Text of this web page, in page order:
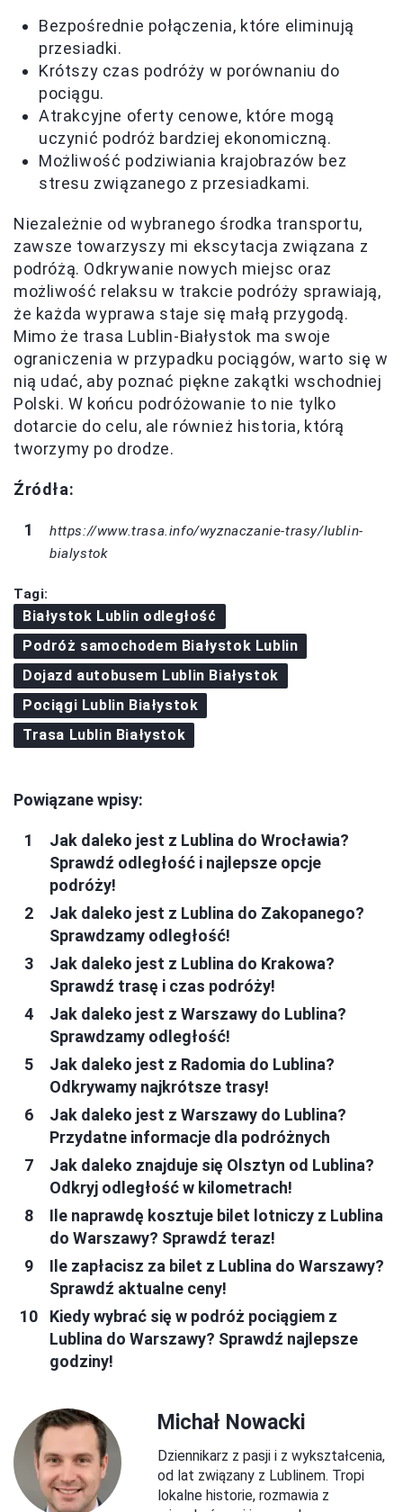
Bezpośrednie połączenia, które eliminują
przesiadki.
Krótszy czas podróży w porównaniu do
pociągu.
Atrakcyjne oferty cenowe, które mogą
uczynić podróż bardziej ekonomiczną.
Możliwość podziwiania krajobrazów bez
stresu związanego z przesiadkami.
Niezależnie od wybranego środka transportu,
zawsze towarzyszy mi ekscytacja związana z
podróżą. Odkrywanie nowych miejsc oraz
możliwość relaksu w trakcie podróży sprawiają,
że każda wyprawa staje się małą przygodą.
Mimo że trasa Lublin-Białystok ma swoje
ograniczenia w przypadku pociągów, warto się w
nią udać, aby poznać piękne zakątki wschodniej
Polski. W końcu podróżowanie to nie tylko
dotarcie do celu, ale również historia, którą
tworzymy po drodze.
Źródła:
https://www.trasa.info/wyznaczanie-trasy/lublin-
bialystok
Tagi:
Białystok Lublin odległość
Podróż samochodem Białystok Lublin
Dojazd autobusem Lublin Białystok
Pociągi Lublin Białystok
Trasa Lublin Białystok
Powiązane wpisy:
Jak daleko jest z Lublina do Wrocławia?
Sprawdź odległość i najlepsze opcje
podróży!
Jak daleko jest z Lublina do Zakopanego?
Sprawdzamy odległość!
Jak daleko jest z Lublina do Krakowa?
Sprawdź trasę i czas podróży!
Jak daleko jest z Warszawy do Lublina?
Sprawdzamy odległość!
Jak daleko jest z Radomia do Lublina?
Odkrywamy najkrótsze trasy!
Jak daleko jest z Warszawy do Lublina?
Przydatne informacje dla podróżnych
Jak daleko znajduje się Olsztyn od Lublina?
Odkryj odległość w kilometrach!
Ile naprawdę kosztuje bilet lotniczy z Lublina
do Warszawy? Sprawdź teraz!
Ile zapłacisz za bilet z Lublina do Warszawy?
Sprawdź aktualne ceny!
Kiedy wybrać się w podróż pociągiem z
Lublina do Warszawy? Sprawdź najlepsze
godziny!
Michał Nowacki
Dziennikarz z pasji i z wykształcenia,
od lat związany z Lublinem. Tropi
lokalne historie, rozmawia z